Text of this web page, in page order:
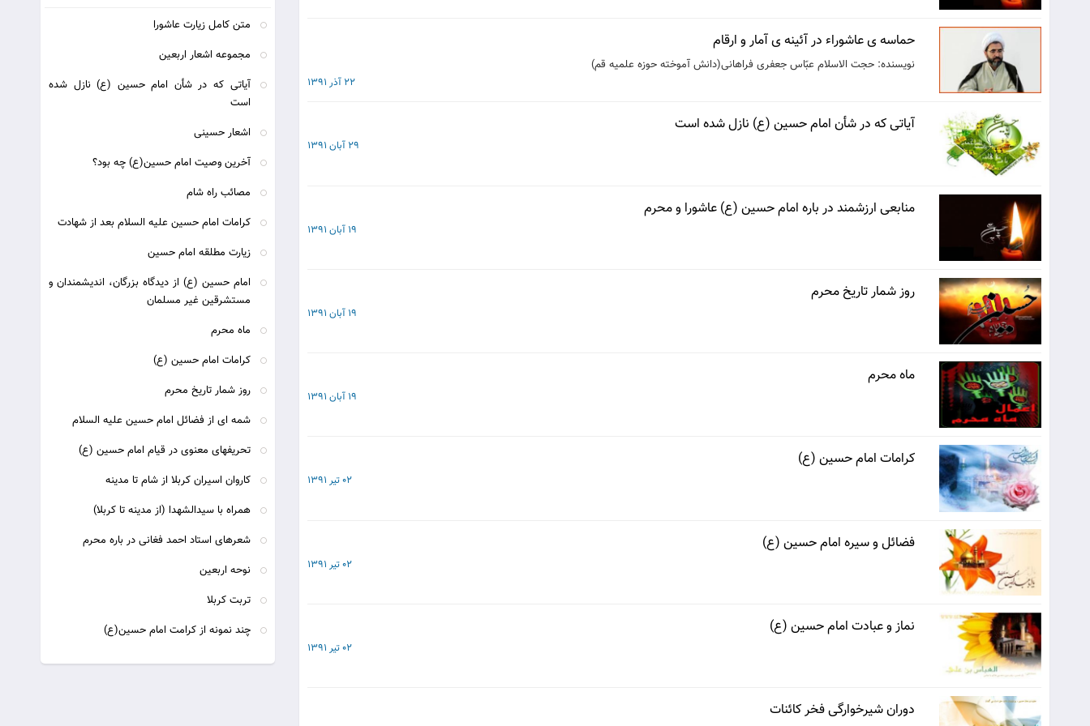
حماسه ی عاشوراء در آئینه ی آمار و ارقام
نویسنده: حجت الاسلام عبّاس جعفری فراهانی(دانش آموخته حوزه علمیه قم)
22 آذر 1391
آیاتی که در شأن امام حسین (ع) نازل شده است
29 آبان 1391
منابعی ارزشمند در باره امام حسین (ع) عاشورا و محرم
19 آبان 1391
روز شمار تاریخ محرم
19 آبان 1391
ماه محرم
19 آبان 1391
كرامات امام حسين (ع)
02 تیر 1391
فضائل و سيره امام حسين (ع)
02 تیر 1391
نماز و عبادت امام حسين (ع)
02 تیر 1391
دوران شیرخوارگی فخر کائنات
متن کامل زیارت عاشورا
مجموعه اشعار اربعین
آیاتی که در شأن امام حسین (ع) نازل شده
است
اشعار حسینی
آخرین وصیت امام حسین(ع) چه بود؟
مصائب راه شام
کرامات امام حسین علیه السلام بعد از شهادت
زيارت مطلقه امام حسين
امام حسین (ع) از دیدگاه بزرگان، اندیشمندان و
مستشرقین غیر مسلمان
ماه محرم
كرامات امام حسين (ع)
روز شمار تاریخ محرم
شمه ای از فضائل امام حسین علیه السلام
تحریفهای معنوی در قیام امام حسین (ع)
کاروان اسیران کربلا از شام تا مدینه
همراه با سيدالشهدا (از مدينه تا كربلا)
شعرهای استاد احمد فغانی در باره محرم
نوحه اربعین
تربت كربلا
چند نمونه از کرامت امام حسین(ع)